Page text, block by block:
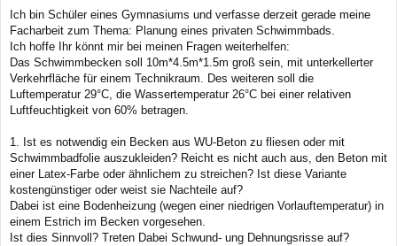
r
a
g
Ich bin Schüler eines Gymnasiums und verfasse derzeit gerade meine
Facharbeit zum Thema: Planung eines privaten Schwimmbads.
Ich hoffe Ihr könnt mir bei meinen Fragen weiterhelfen:
Das Schwimmbecken soll 10m*4.5m*1.5m groß sein, mit unterkellerter
Verkehrfläche für einem Technikraum. Des weiteren soll die
Luftemperatur 29°C, die Wassertemperatur 26°C bei einer relativen
Luftfeuchtigkeit von 60% betragen.
1. Ist es notwendig ein Becken aus WU-Beton zu fliesen oder mit
Schwimmbadfolie auszukleiden? Reicht es nicht auch aus, den Beton mit
einer Latex-Farbe oder ähnlichem zu streichen? Ist diese Variante
kostengünstiger oder weist sie Nachteile auf?
Dabei ist eine Bodenheizung (wegen einer niedrigen Vorlauftemperatur) in
einem Estrich im Becken vorgesehen.
Ist dies Sinnvoll? Treten Dabei Schwund- ung Dehnungsrisse auf?